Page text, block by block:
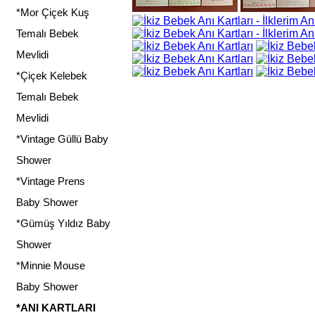
*Mor Çiçek Kuş
Temalı Bebek
Mevlidi
*Çiçek Kelebek
Temalı Bebek
Mevlidi
*Vintage Güllü Baby
Shower
*Vintage Prens
Baby Shower
*Gümüş Yıldız Baby
Shower
*Minnie Mouse
Baby Shower
*ANI KARTLARI